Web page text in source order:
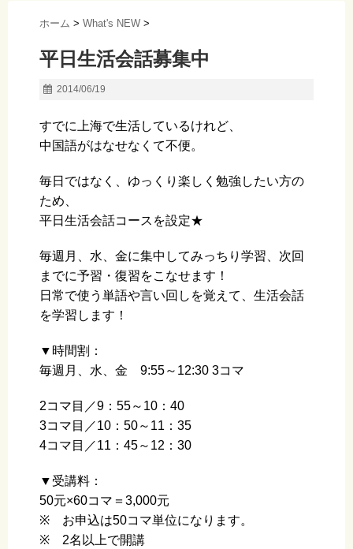
ホーム > What's NEW >
平日生活会話募集中
2014/06/19
すでに上海で生活しているけれど、
中国語がはなせなくて不便。
毎日ではなく、ゆっくり楽しく勉強したい方の
ため、
平日生活会話コースを設定★
毎週月、水、金に集中してみっちり学習、次回
までに予習・復習をこなせます！
日常で使う単語や言い回しを覚えて、生活会話
を学習します！
▼時間割：
毎週月、水、金 9:55～12:30 3コマ
2コマ目／9：55～10：40
3コマ目／10：50～11：35
4コマ目／11：45～12：30
▼受講料：
50元×60コマ＝3,000元
※ お申込は50コマ単位になります。
※ 2名以上で開講